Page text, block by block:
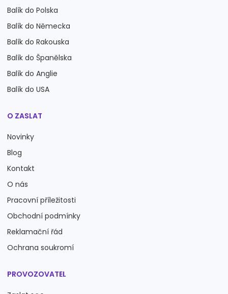
Balík do Polska
Balík do Německa
Balík do Rakouska
Balík do Španělska
Balík do Anglie
Balík do USA
O ZASLAT
Novinky
Blog
Kontakt
O nás
Pracovní příležitosti
Obchodní podmínky
Reklamační řád
Ochrana soukromí
PROVOZOVATEL